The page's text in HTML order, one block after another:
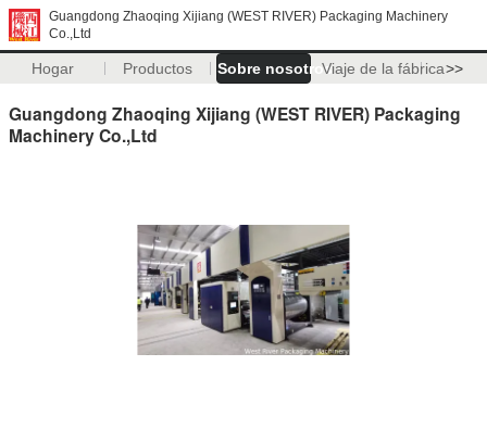
Guangdong Zhaoqing Xijiang (WEST RIVER) Packaging Machinery
Co.,Ltd
Hogar Productos Sobre nosotrosViaje de la fábrica>>
Guangdong Zhaoqing Xijiang (WEST RIVER) Packaging
Machinery Co.,Ltd